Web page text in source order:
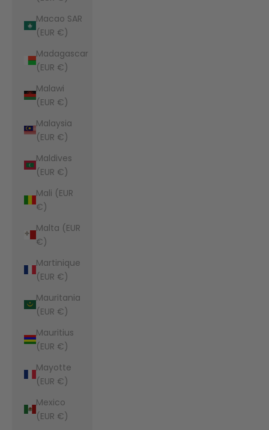
Macao SAR
(EUR €)
Madagascar
(EUR €)
Malawi
(EUR €)
Malaysia
(EUR €)
Maldives
(EUR €)
Mali (EUR
€)
Malta (EUR
€)
Martinique
(EUR €)
Mauritania
(EUR €)
Mauritius
(EUR €)
Mayotte
(EUR €)
Mexico
(EUR €)